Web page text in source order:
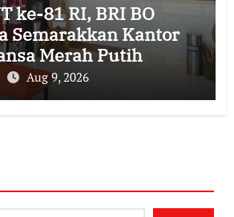
ke-81 RI, BRI BO
Semarakkan Kantor
Merah Putih
Aug 9, 2026